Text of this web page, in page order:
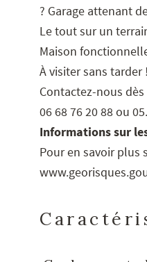
? Garage attenant
Le tout sur un
Maison
À visiter sans tarder !
Contactez-nous
06 68 76 20 88 ou
Informations sur
Pour en savoir plus